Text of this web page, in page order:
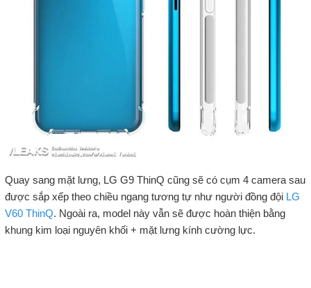
Quay sang mặt lưng, LG G9 ThinQ cũng sẽ có cụm 4 camera sau
được sắp xếp theo chiều ngang tương tự như người đồng đội LG
V60 ThinQ. Ngoài ra, model này vẫn sẽ được hoàn thiện bằng
khung kim loại nguyên khối + mặt lưng kính cường lực.